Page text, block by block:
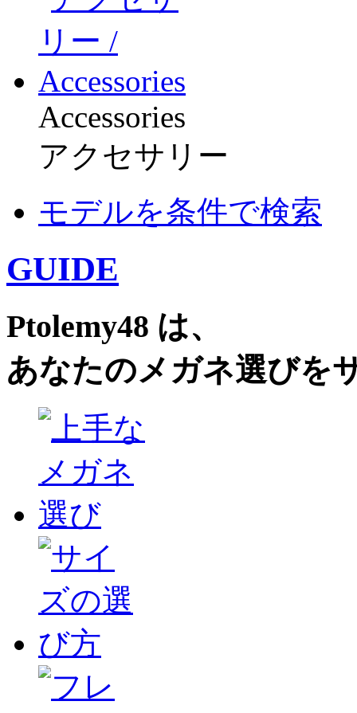
Accessories
アクセサリー
モデルを条件で検索
GUIDE
Ptolemy48 は、
あなたのメガネ選びを